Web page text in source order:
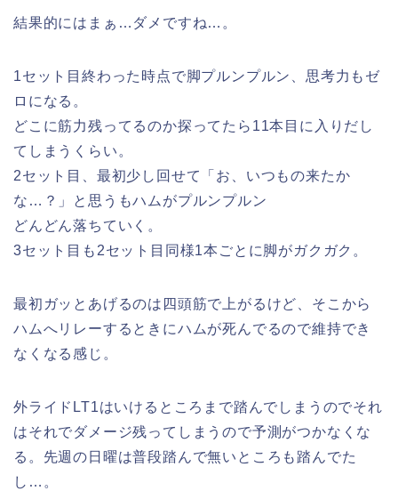
結果的にはまぁ…ダメですね…。
1セット目終わった時点で脚プルンプルン、思考力もゼ
ロになる。
どこに筋力残ってるのか探ってたら11本目に入りだし
てしまうくらい。
2セット目、最初少し回せて「お、いつもの来たか
な…？」と思うもハムがプルンプルン
どんどん落ちていく。
3セット目も2セット目同様1本ごとに脚がガクガク。
最初ガッとあげるのは四頭筋で上がるけど、そこから
ハムへリレーするときにハムが死んでるので維持でき
なくなる感じ。
外ライドLT1はいけるところまで踏んでしまうのでそれ
はそれでダメージ残ってしまうので予測がつかなくな
る。先週の日曜は普段踏んで無いところも踏んでた
し…。